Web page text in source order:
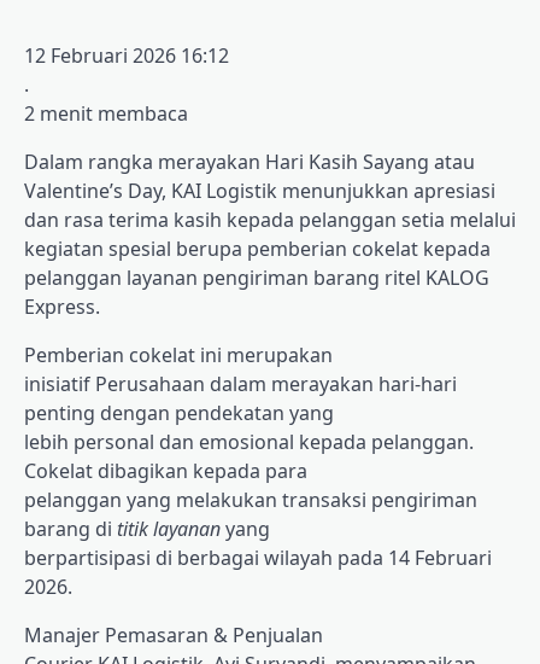
12 Februari 2026 16:12
.
2 menit membaca
Dalam rangka merayakan Hari Kasih Sayang atau
Valentine’s Day, KAI Logistik menunjukkan apresiasi
dan rasa terima kasih kepada pelanggan setia melalui
kegiatan spesial berupa pemberian cokelat kepada
pelanggan layanan pengiriman barang ritel KALOG
Express.
Pemberian cokelat ini merupakan
inisiatif Perusahaan dalam merayakan hari-hari
penting dengan pendekatan yang
lebih personal dan emosional kepada pelanggan.
Cokelat dibagikan kepada para
pelanggan yang melakukan transaksi pengiriman
barang di titik layananyang
berpartisipasi di berbagai wilayah pada 14 Februari
2026.
Manajer Pemasaran & Penjualan